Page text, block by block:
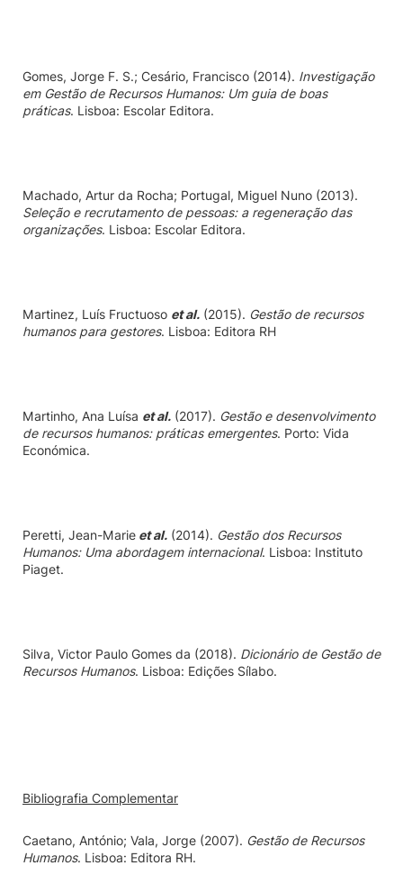
Gomes, Jorge F. S.; Cesário, Francisco (2014). Investigação
em Gestão de Recursos Humanos: Um guia de boas
práticas. Lisboa: Escolar Editora.
Machado, Artur da Rocha; Portugal, Miguel Nuno (2013).
Seleção e recrutamento de pessoas: a regeneração das
organizações. Lisboa: Escolar Editora.
Martinez, Luís Fructuoso et al. (2015). Gestão de recursos
humanos para gestores. Lisboa: Editora RH
Martinho, Ana Luísa et al. (2017). Gestão e desenvolvimento
de recursos humanos: práticas emergentes. Porto: Vida
Económica.
Peretti, Jean-Marie et al. (2014). Gestão dos Recursos
Humanos: Uma abordagem internacional. Lisboa: Instituto
Piaget.
Silva, Victor Paulo Gomes da (2018). Dicionário de Gestão de
Recursos Humanos. Lisboa: Edições Sílabo.
Bibliografia Complementar
Caetano, António; Vala, Jorge (2007). Gestão de Recursos
Humanos. Lisboa: Editora RH.